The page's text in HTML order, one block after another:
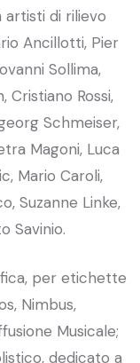
di rilievo
Ancillotti, Pier
Sollima,
Cristiano Rossi,
Schmeiser,
Magoni, Luca
Mario Caroli,
Suzanne Linke,
Savinio.
per etichette
Nimbus,
Musicale;
dedicato a